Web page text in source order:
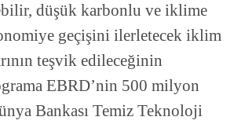
düşük karbonlu ve iklime
geçişini ilerletecek iklim
teşvik edileceğinin
EBRD’nin 500 milyon
Bankası Temiz Teknoloji